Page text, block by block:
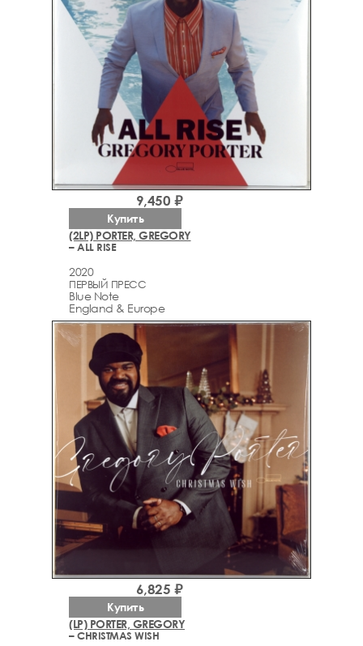
(2LP) PORTER, GREGORY
– ALL RISE
2020
ПЕРВЫЙ ПРЕСС
Blue Note
England & Europe
9,450 ₽
Купить
(LP) PORTER, GREGORY
– CHRISTMAS WISH
6,825 ₽
Купить